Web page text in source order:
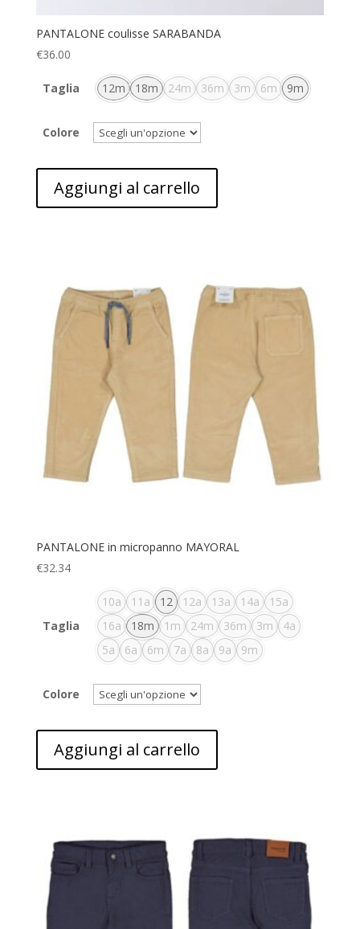
PANTALONE coulisse SARABANDA
€36.00
Taglia 12m 18m 24m 36m 3m 6m 9m
Colore
Aggiungi al carrello
PANTALONE in micropanno MAYORAL
€32.34
Taglia
10a 11a 12 12a 13a 14a
15a
16a
18m 1m 24m 36m 3m
4a
5a
6a 6m 7a 8a 9a 9m
Colore
Aggiungi al carrello